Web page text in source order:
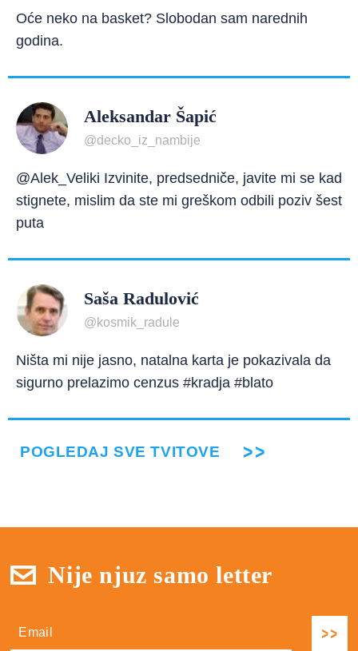
Oće neko na basket? Slobodan sam narednih
godina.
Aleksandar Šapić
@decko_iz_nambije
@Alek_Veliki Izvinite, predsedniče, javite mi se kad
stignete, mislim da ste mi greškom odbili poziv šest
puta
Saša Radulović
@kosmik_radule
Ništa mi nije jasno, natalna karta je pokazivala da
sigurno prelazimo cenzus #kradja #blato
POGLEDAJ SVE TVITOVE
Nije njuz samo letter